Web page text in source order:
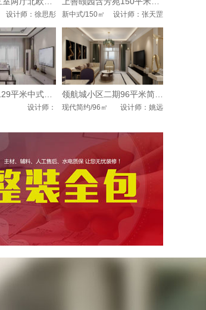
设计师：徐思彤 设计师：张天罡
新中式/150㎡
设计师： 设计师：姚远
现代简约/96㎡